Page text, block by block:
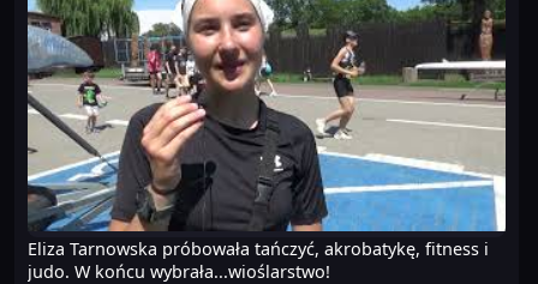
Eliza Tarnowska próbowała tańczyć, akrobatykę, fitness i
judo. W końcu wybrała...wioślarstwo!